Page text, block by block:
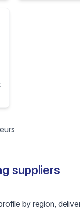
suppliers
by region,